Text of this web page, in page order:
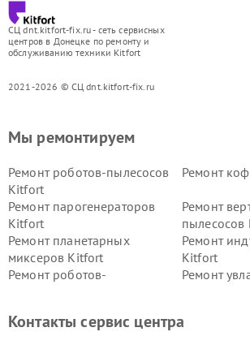
СЦ dnt.kitfort-fix.ru - сеть сервисных
центров в Донецке по ремонту и
обслуживанию техники Kitfort
2021-2026 © СЦ dnt.kitfort-fix.ru
Мы ремонтируем
Ремонт роботов-пылесосов
Kitfort
Ремонт
Ремонт парогенераторов
Kitfort
Ремонт
пылесосов
Ремонт планетарных
миксеров Kitfort
Ремонт
Kitfort
Ремонт роботов-
Ремонт
Kitfort
Kitfort
Контакты сервис центра